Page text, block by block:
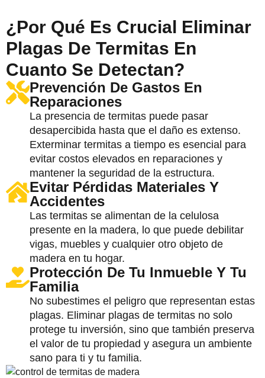
¿Por Qué Es Crucial Eliminar
Plagas De Termitas En
Cuanto Se Detectan?
Prevención De Gastos En
Reparaciones
La presencia de termitas puede pasar
desapercibida hasta que el daño es extenso.
Exterminar termitas a tiempo es esencial para
evitar costos elevados en reparaciones y
mantener la seguridad de la estructura.
Evitar Pérdidas Materiales Y
Accidentes
Las termitas se alimentan de la celulosa
presente en la madera, lo que puede debilitar
vigas, muebles y cualquier otro objeto de
madera en tu hogar.
Protección De Tu Inmueble Y Tu
Familia
No subestimes el peligro que representan estas
plagas. Eliminar plagas de termitas no solo
protege tu inversión, sino que también preserva
el valor de tu propiedad y asegura un ambiente
sano para ti y tu familia.